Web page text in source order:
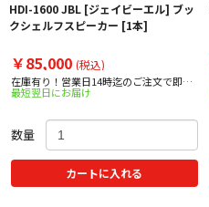
HDI-1600 JBL [ジェイビーエル] ブッ
クシェルフスピーカー [1本]
￥85,000 (税込)
在庫有り！営業日14時迄のご注文で即日
出荷！
最短翌日にお届け
数量
カートに入れる